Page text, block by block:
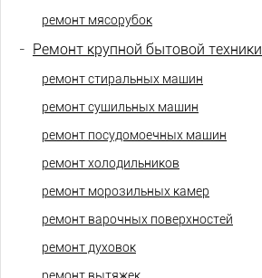
ремонт мясорубок
- Ремонт крупной бытовой техники
ремонт стиральных машин
ремонт сушильных машин
ремонт посудомоечных машин
ремонт холодильников
ремонт морозильных камер
ремонт варочных поверхностей
ремонт духовок